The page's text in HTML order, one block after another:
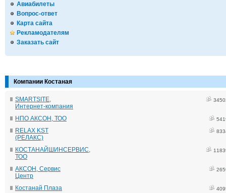
Авиабилеты
Вопрос-ответ
Карта сайта
Рекламодателям
Заказать сайт
Компании Костаная
SMARTSITE,
Интернет-компания
НПО АКСОН, ТОО
RELAX KST
(РЕЛАКС)
КОСТАНАЙШИНСЕРВИС,
ТОО
АКСОН, Сервис
Центр
Костанай Плаза